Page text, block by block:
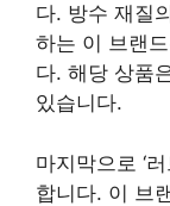
다. 방수 재질
하는 이 브랜
다. 해당 상품
있습니다.
마지막으로 ‘
합니다. 이 브